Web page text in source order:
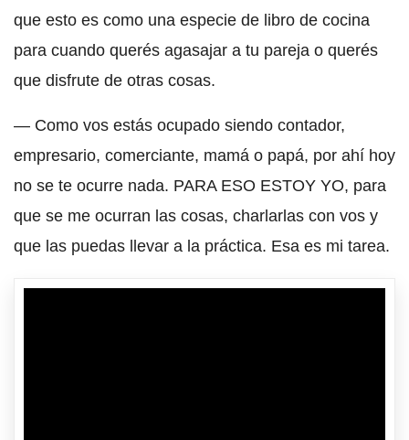
que esto es como una especie de libro de cocina
para cuando querés agasajar a tu pareja o querés
que disfrute de otras cosas.
— Como vos estás ocupado siendo contador,
empresario, comerciante, mamá o papá, por ahí hoy
no se te ocurre nada. PARA ESO ESTOY YO, para
que se me ocurran las cosas, charlarlas con vos y
que las puedas llevar a la práctica. Esa es mi tarea.